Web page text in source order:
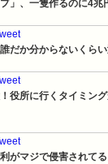
」、一隻作るのに4
だか分からないくら
役所に行くタイミン
がマジで侵害されて